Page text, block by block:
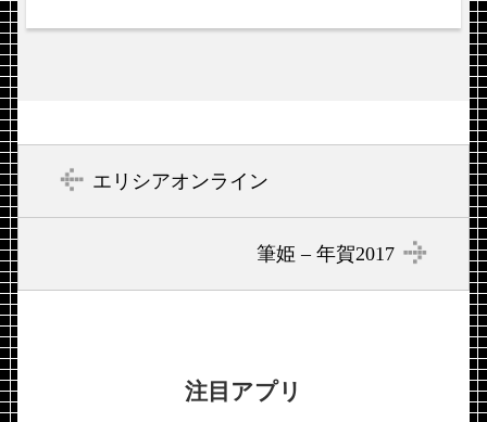
エリシアオンライン
筆姫 – 年賀2017
注目アプリ